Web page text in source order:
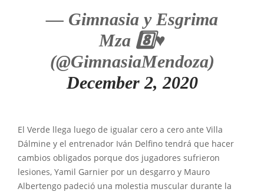
— Gimnasia y Esgrima
Mza 8️⃣♥️
(@GimnasiaMendoza)
December 2, 2020
El Verde llega luego de igualar cero a cero ante Villa
Dálmine y el entrenador Iván Delfino tendrá que hacer
cambios obligados porque dos jugadores sufrieron
lesiones, Yamil Garnier por un desgarro y Mauro
Albertengo padeció una molestia muscular durante la